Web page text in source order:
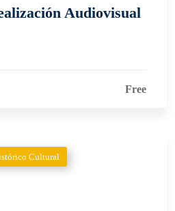
Audiovisual
Free
Cultural